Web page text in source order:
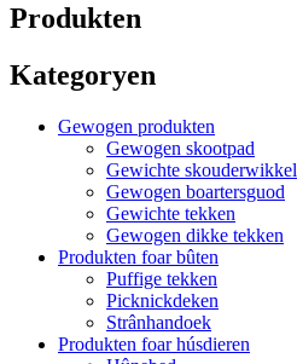
Produkten
Kategoryen
Gewogen produkten
Gewogen skootpad
Gewichte skouderwikkel
Gewogen boartersguod
Gewichte tekken
Gewogen dikke tekken
Produkten foar bûten
Puffige tekken
Picknickdeken
Strânhandoek
Produkten foar húsdieren